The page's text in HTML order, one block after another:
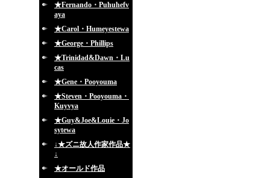
★Fernando・Puhuhefv
aya
★Carol・Humeyestewa
★George・Phillips
★Trinidad&Dawn・Lu
cas
★Gene・Pooyouma
★Steven・Pooyouma・
Kuyvya
★Guy&Joe&Louie・Jo
sytewa
↓★ズニ故人作家作品★
↓
★オールド作品